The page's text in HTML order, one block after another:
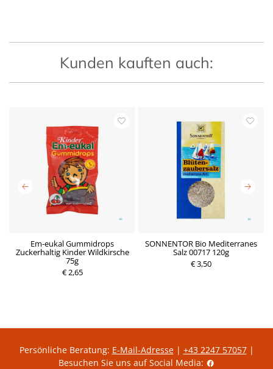
Kunden kauften auch:
Em-eukal Gummidrops
Zuckerhaltig Kinder Wildkirsche
75g
€ 2,65
SONNENTOR Bio Mediterranes
Salz 00717 120g
€ 3,50
P
Persönliche Beratung: E-Mail-Adresse| +43 2247 57057|
Besuchen Sie uns auf Social Media: